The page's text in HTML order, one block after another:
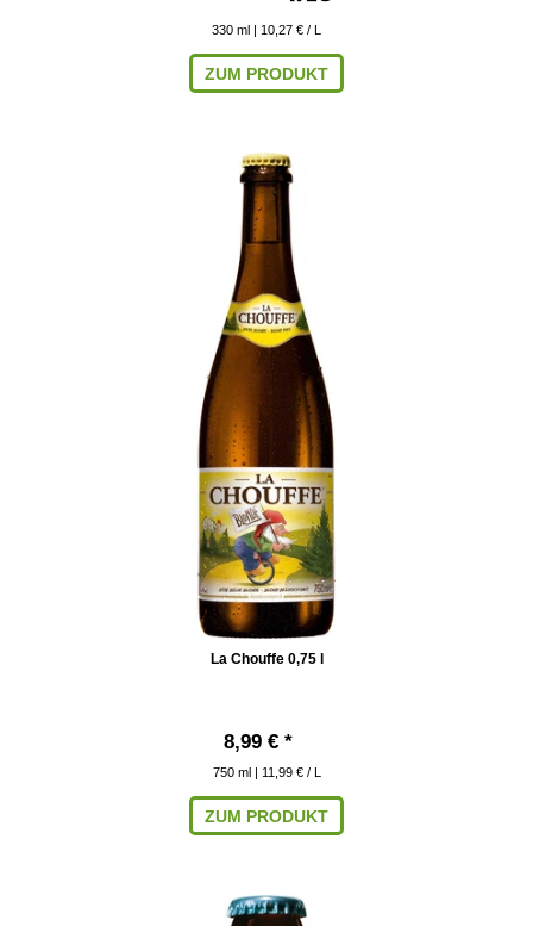
330 ml | 10,27 € / L
ZUM PRODUKT
La Chouffe 0,75 l
8,99 € *
750 ml | 11,99 € / L
ZUM PRODUKT